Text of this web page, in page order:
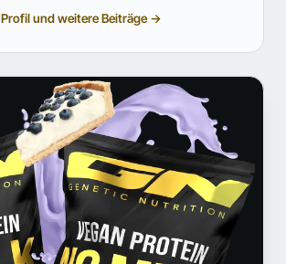
Profil und weitere Beiträge →